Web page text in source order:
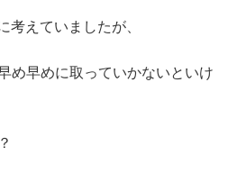
考えていましたが、
め早めに取っていかないといけ